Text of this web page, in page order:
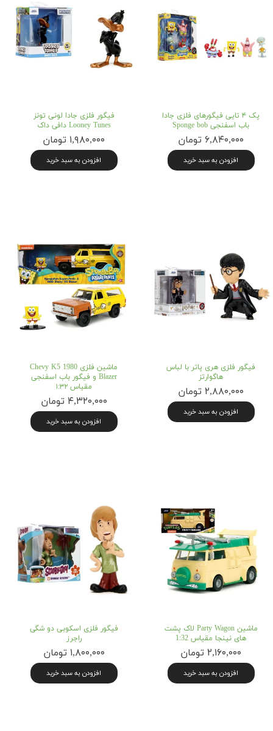
پک ۴ تایی فیگورهای فلزی جادا
باب اسفنجی Sponge bob
۶,۸۴۰,۰۰۰ تومان
افزودن به سبد خرید
فیگور فلزی جادا لونی تونز
Looney Tunes دافی داک
۱,۹۸۰,۰۰۰ تومان
افزودن به سبد خرید
فیگور فلزی هری پاتر با لباس
هاگوارتز
۲,۸۸۰,۰۰۰ تومان
افزودن به سبد خرید
ماشین فلزی 1980 Chevy K5
Blazer و فیگور باب اسفنجی
مقیاس ۱:۳۲
۴,۳۲۰,۰۰۰ تومان
افزودن به سبد خرید
ماشین Party Wagon لاک پشت
های نینجا مقیاس 1:32
۲,۱۶۰,۰۰۰ تومان
افزودن به سبد خرید
فیگور فلزی اسکوبی دو شگی
راجرز
۱,۸۰۰,۰۰۰ تومان
افزودن به سبد خرید